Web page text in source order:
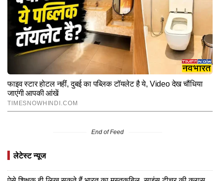
End of Feed
लेटेस्ट न्यूज